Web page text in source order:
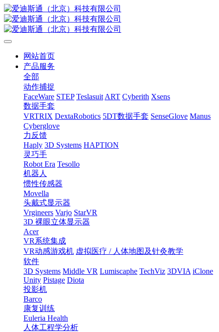
网站首页
产品服务
全部
动作捕捉
FaceWare STEP Teslasuit ART Cyberith Xsens
数据手套
VRTRIX DextaRobotics 5DT数据手套 SenseGlove Manus
Cyberglove
力反馈
Haply 3D Systems HAPTION
灵巧手
Robot Era Tesollo
机器人
惯性传感器
Movella
头戴式显示器
Vrgineers Varjo StarVR
3D 裸眼立体显示器
Acer
VR系统集成
VR动感游戏机 虚拟医疗 / 人体地图及针灸教学
软件
3D Systems Middle VR Lumiscaphe TechViz 3DVIA iClone
Unity Pistage Diota
投影机
Barco
康复训练
Euleria Health
人体工程学分析